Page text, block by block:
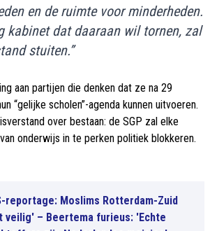
en de ruimte voor minderheden.
kabinet dat daaraan wil tornen, zal
stuiten.”
aan partijen die denken dat ze na 29
“gelijke scholen”-agenda kunnen uitvoeren.
over bestaan: de SGP zal elke
onderwijs in te perken politiek blokkeren.
reportage: Moslims Rotterdam-Zuid
veilig' – Beertema furieus: 'Echte